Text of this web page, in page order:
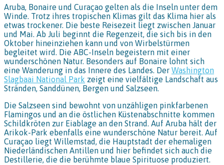
Aruba, Bonaire und Curaçao gelten als die Inseln unter dem
Winde. Trotz ihres tropischen Klimas gilt das Klima hier als
etwas trockener. Die beste Reisezeit liegt zwischen Januar
und Mai. Ab Juli beginnt die Regenzeit, die sich bis in den
Oktober hineinziehen kann und von Wirbelstürmen
begleitet wird. Die ABC-Inseln begeistern mit einer
wunderschönen Natur. Besonders auf Bonaire lohnt sich
eine Wanderung in das Innere des Landes. Der Washington
Slagbaai National Park zeigt eine vielfältige Landschaft aus
Stränden, Sanddünen, Bergen und Salzseen.
Die Salzseen sind bewohnt von unzähligen pinkfarbenen
Flamingos und an die östlichen Küstenabschnitte kommen
Schildkröten zur Eiablage an den Strand. Auf Aruba hält der
Arikok-Park ebenfalls eine wunderschöne Natur bereit. Auf
Curaçao liegt Willemstad, die Hauptstadt der ehemaligen
Niederländischen Antillen und hier befindet sich auch die
Destillerie, die die berühmte blaue Spirituose produziert.